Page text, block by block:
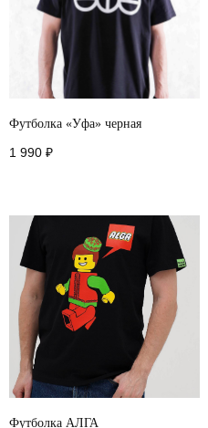
Футболка «Уфа» черная
1 990 ₽
Футболка АЛГА